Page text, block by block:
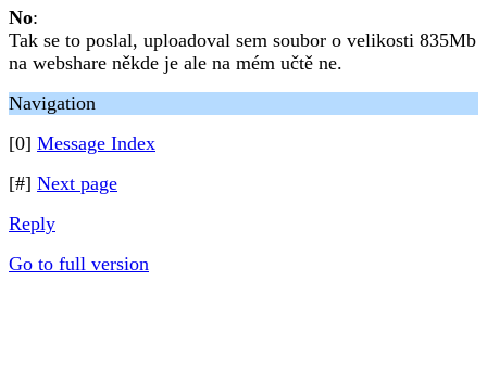
No:
Tak se to poslal, uploadoval sem soubor o velikosti 835Mb
na webshare někde je ale na mém učtě ne.
Navigation
[0] Message Index
[#] Next page
Reply
Go to full version